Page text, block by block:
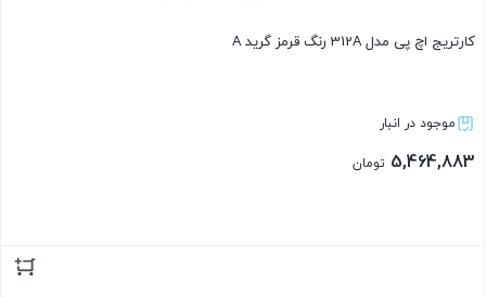
کارتریج اچ پی مدل 312A رنگ قرمز گرید A
موجود در انبار
5,464,883 تومان